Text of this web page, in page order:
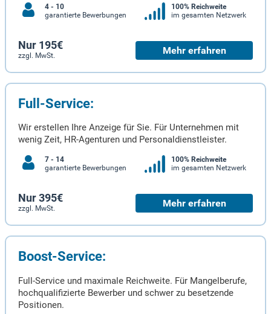
4 - 10
garantierte Bewerbungen
100% Reichweite
im gesamten Netzwerk
Nur 195€
zzgl. MwSt. Mehr erfahren
Full-Service:
Wir erstellen Ihre Anzeige für Sie. Für Unternehmen mit
wenig Zeit, HR-Agenturen und Personaldienstleister.
7 - 14
garantierte Bewerbungen
100% Reichweite
im gesamten Netzwerk
Nur 395€
zzgl. MwSt. Mehr erfahren
Boost-Service:
Full-Service und maximale Reichweite. Für Mangelberufe,
hochqualifizierte Bewerber und schwer zu besetzende
Positionen.